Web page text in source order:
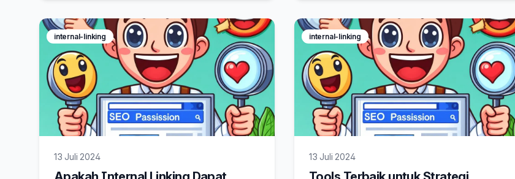
internal-linking
13 Juli 2024
internal-linking
13 Juli 2024